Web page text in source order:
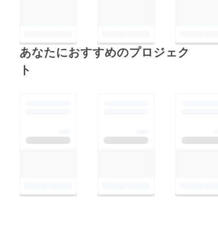
あなたにおすすめのプロジェク
ト